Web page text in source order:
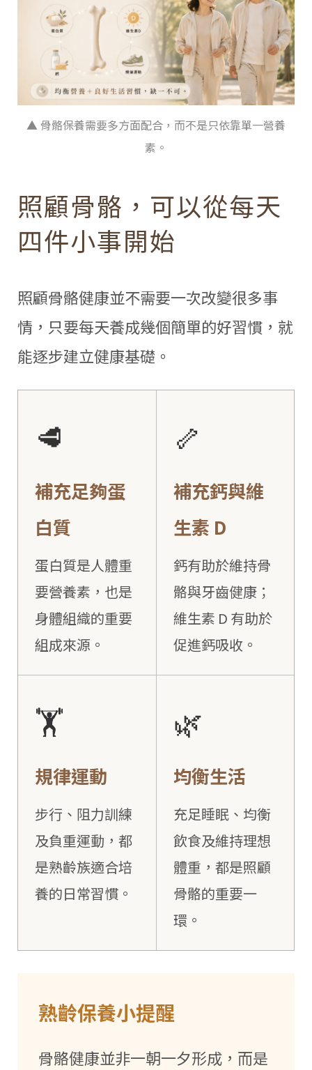
▲ 骨骼保養需要多方面配合，而不是只依靠單一營養
素。
照顧骨骼，可以從每天
四件小事開始
照顧骨骼健康並不需要一次改變很多事
情，只要每天養成幾個簡單的好習慣，就
能逐步建立健康基礎。
🥩
補充足夠蛋
白質
蛋白質是人體重
要營養素，也是
身體組織的重要
組成來源。
🦴
補充鈣與維
生素 D
鈣有助於維持骨
骼與牙齒健康；
維生素 D 有助於
促進鈣吸收。
🏋️
規律運動
步行、阻力訓練
及負重運動，都
是熟齡族適合培
養的日常習慣。
🌿
均衡生活
充足睡眠、均衡
飲食及維持理想
體重，都是照顧
骨骼的重要一
環。
熟齡保養小提醒
骨骼健康並非一朝一夕形成，而是